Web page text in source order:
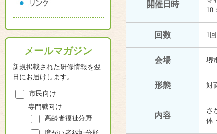
メールマガジン
新規掲載された研修情報を翌
日にお届けします。
市民向け
専門職向け
高齢者福祉分野
開催日時
10
回数 1回
会場 堺
形態 対
内容
さ
体